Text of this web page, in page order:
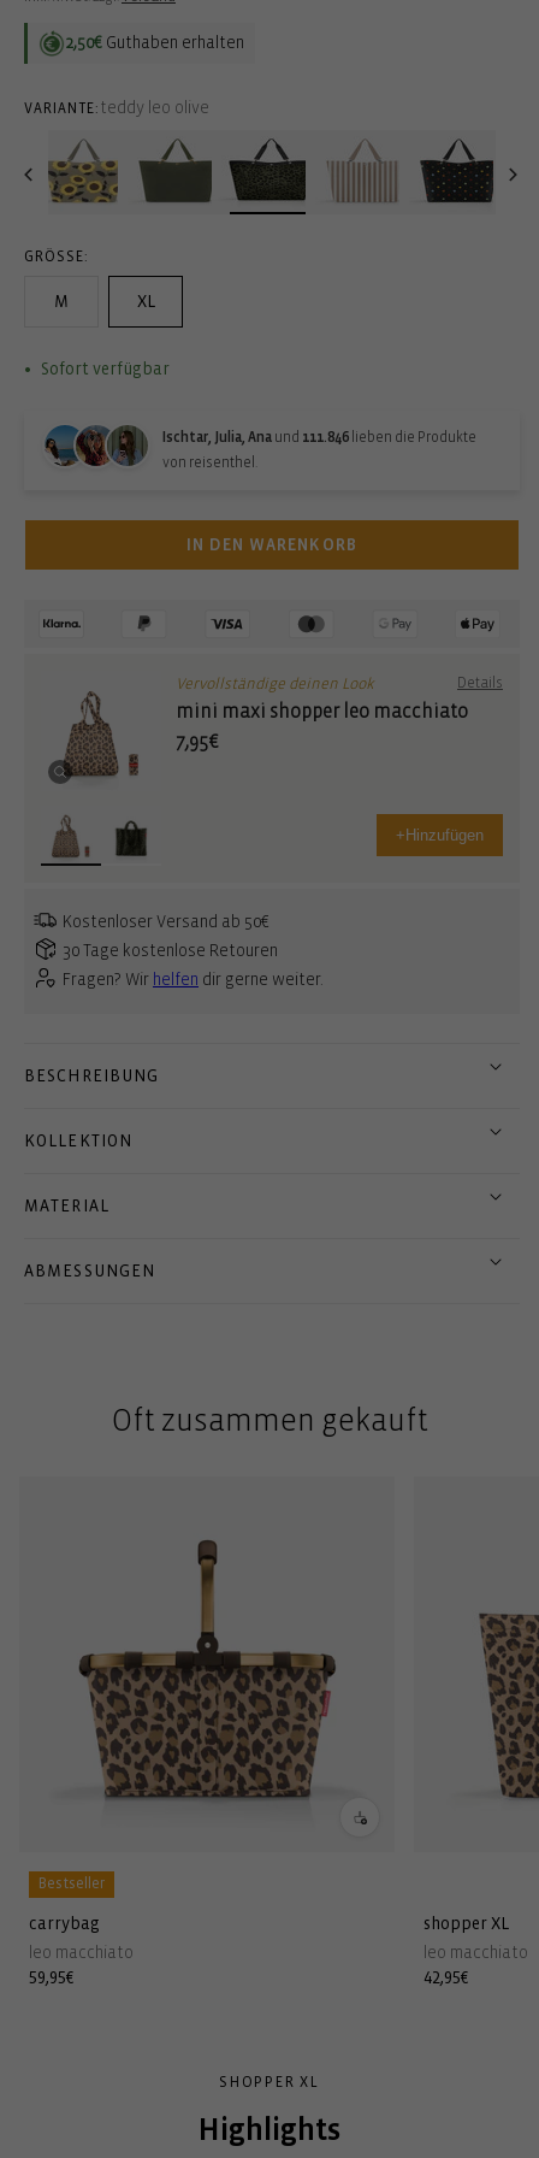
2,50€ Guthaben erhalten
VARIANTE: teddy leo olive
GRÖSSE:
M XL
Sofort verfügbar
Ischtar, Julia, Ana und 111.846 lieben die Produkte
von reisenthel.
IN DEN WARENKORB
Vervollständige deinen Look Details
mini maxi shopper leo macchiato
7,95€
+ Hinzufügen
Kostenloser Versand ab 50€
30 Tage kostenlose Retouren
Fragen? Wir helfen dir gerne weiter.
BESCHREIBUNG
KOLLEKTION
MATERIAL
ABMESSUNGEN
Oft zusammen gekauft
Bestseller
carrybag
leo macchiato
Normaler
59,95€
shopper XL
leo macchiato
Normaler
42,95€
SHOPPER XL
Highlights